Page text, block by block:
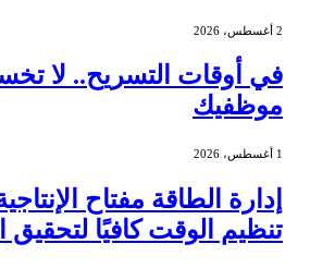
2 أغسطس، 2026
في أوقات التسريح.. لا
موظفيك
1 أغسطس، 2026
إدارة الطاقة مفتاح
تنظيم الوقت كافيًا لتحقيق